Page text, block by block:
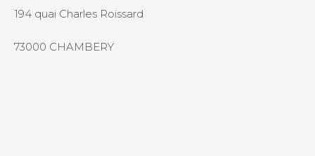
194 quai Charles Roissard
73000 CHAMBERY